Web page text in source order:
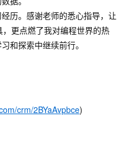
历。感谢老师的悉心指导，让
更点燃了我对编程世界的热
和探索中继续前行。
crm/2BYaAvpbce)